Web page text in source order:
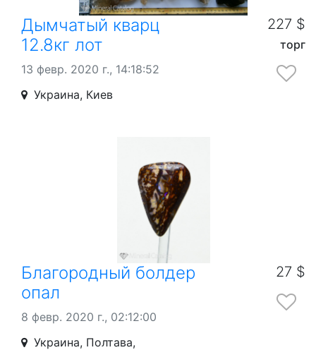
Дымчатый кварц
12.8кг лот
13 февр. 2020 г., 14:18:52
Украина, Киев
227 $
торг
Благородный болдер
опал
8 февр. 2020 г., 02:12:00
Украина, Полтава,
27 $